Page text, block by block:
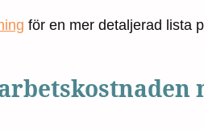
för en mer detaljerad lista